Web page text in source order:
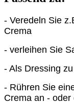
- Veredeln Sie
Crema
- verleihen Sie
- Als Dressing
- Rühren Sie
Crema an -